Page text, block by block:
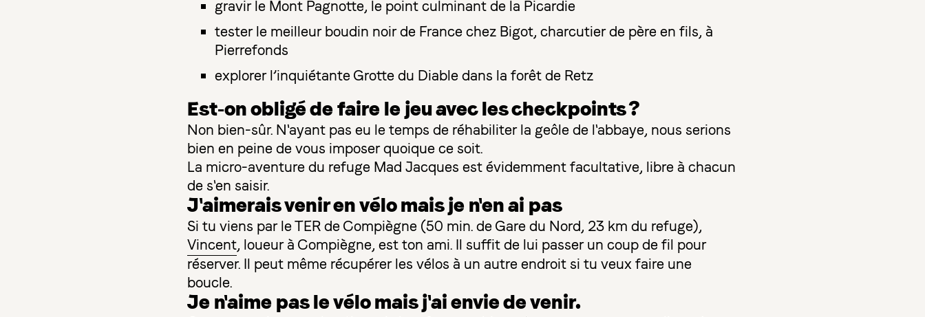
gravir le Mont Pagnotte, le point culminant de la Picardie
tester le meilleur boudin noir de France chez Bigot, charcutier de père en fils, à
Pierrefonds
explorer l’inquiétante Grotte du Diable dans la forêt de Retz
Est-on obligé de faire le jeu avec les checkpoints ?
Non bien-sûr. N'ayant pas eu le temps de réhabiliter la geôle de l'abbaye, nous serions
bien en peine de vous imposer quoique ce soit.
La micro-aventure du refuge Mad Jacques est évidemment facultative, libre à chacun
de s'en saisir.
J'aimerais venir en vélo mais je n'en ai pas
Si tu viens par le TER de Compiègne (50 min. de Gare du Nord, 23 km du refuge),
Vincent, loueur à Compiègne, est ton ami. Il suffit de lui passer un coup de fil pour
réserver. Il peut même récupérer les vélos à un autre endroit si tu veux faire une
boucle.
Je n'aime pas le vélo mais j'ai envie de venir.